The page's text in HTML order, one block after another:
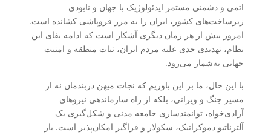
اتمی و دشمنی مستمر ایدئولوژیک با جهان و نابودی
زیرساخت‌های کشور، ایران را به مرز فروپاشی کشانده است.
امروز بیش از هر زمان دیگری آشکار است که ادامه بقای این
نظام، تهدیدی جدی علیه مردم ایران، ثبات منطقه و امنیت
جهانی به‌شمار می‌رود.
با این حال، ما بر این باوریم که نجات میهن دربندمان نه از
مسیر جنگ و ویرانی، بلکه از راه سازماندهی نیروهای
آزادی‌خواه، توانمندسازی جامعه مدنی و شکل‌گیری یک
آلترناتیو دموکراتیک، سکولار و فراگیر امکان‌پذیر است. بار